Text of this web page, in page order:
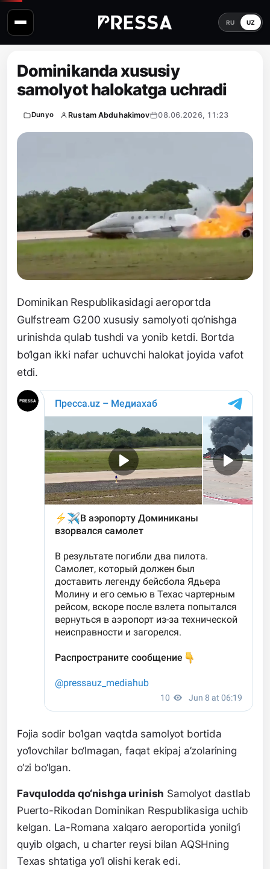
RU UZ
Dominikanda xususiy
samolyot halokatga uchradi
Dunyo Rustam Abduhakimov 08.06.2026, 11:23
Dominikan Respublikasidagi aeroportda
Gulfstream G200 xususiy samolyoti qo‘nishga
urinishda qulab tushdi va yonib ketdi. Bortda
bo‘lgan ikki nafar uchuvchi halokat joyida vafot
etdi.
Fojia sodir bo‘lgan vaqtda samolyot bortida
yo‘lovchilar bo‘lmagan, faqat ekipaj a’zolarining
o‘zi bo‘lgan.
Favqulodda qo‘nishga urinish Samolyot dastlab
Puerto-Rikodan Dominikan Respublikasiga uchib
kelgan. La-Romana xalqaro aeroportida yonilg‘i
quyib olgach, u charter reysi bilan AQSHning
Texas shtatiga yo‘l olishi kerak edi.